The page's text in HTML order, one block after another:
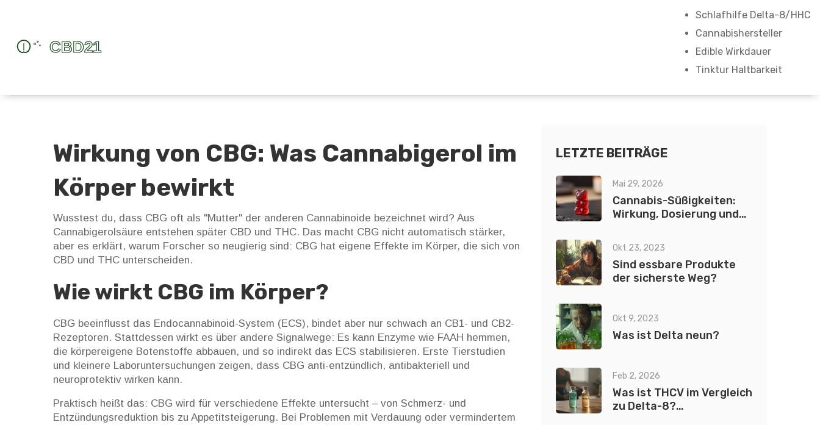
Schlafhilfe Delta-8/HHC
Cannabishersteller
Edible Wirkdauer
Tinktur Haltbarkeit
Wirkung von CBG: Was Cannabigerol im
Körper bewirkt
Wusstest du, dass CBG oft als "Mutter" der anderen Cannabinoide bezeichnet wird? Aus
Cannabigerolsäure entstehen später CBD und THC. Das macht CBG nicht automatisch stärker,
aber es erklärt, warum Forscher so neugierig sind: CBG hat eigene Effekte im Körper, die sich von
CBD und THC unterscheiden.
Wie wirkt CBG im Körper?
CBG beeinflusst das Endocannabinoid-System (ECS), bindet aber nur schwach an CB1- und CB2-
Rezeptoren. Stattdessen wirkt es über andere Signalwege: Es kann Enzyme wie FAAH hemmen,
die körpereigene Botenstoffe abbauen, und so indirekt das ECS stabilisieren. Erste Tierstudien
und kleinere Laboruntersuchungen zeigen, dass CBG anti-entzündlich, antibakteriell und
neuroprotektiv wirken kann.
Praktisch heißt das: CBG wird für verschiedene Effekte untersucht – von Schmerz- und
Entzündungsreduktion bis zu Appetitsteigerung. Bei Problemen mit Verdauung oder vermindertem
LETZTE BEITRÄGE
Mai 29, 2026
Cannabis-Süßigkeiten:
Wirkung, Dosierung und
Okt 23, 2023
Sind essbare Produkte
der sicherste Weg?
Okt 9, 2023
Was ist Delta neun?
Feb 2, 2026
Was ist THCV im Vergleich
zu Delta-8?